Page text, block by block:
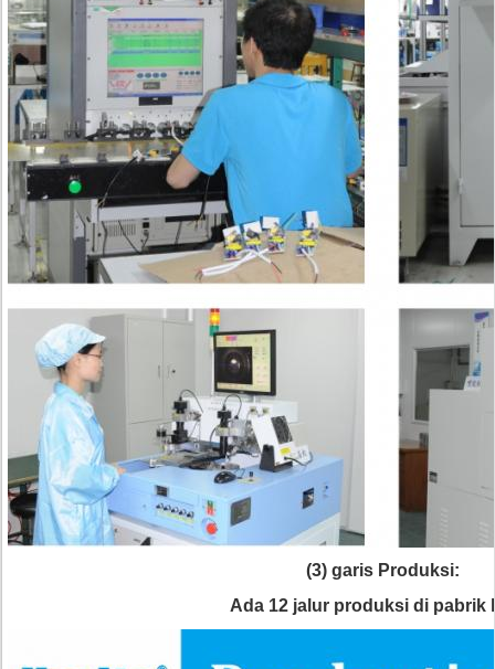
(3) garis Produksi:
Ada 12 jalur produksi di pabrik